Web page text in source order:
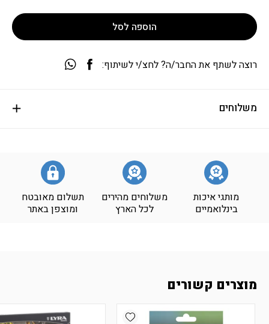
הוספה לסל
משלוחים
מותגי איכות
בינלואמיים
משלוחים מהירים
לכל הארץ
תשלום מאובטח
ומוצפן באתר
רוצה לשתף את החבר/ה? לחצ/י לשיתוף:
מוצרים קשורים
Add wishlist